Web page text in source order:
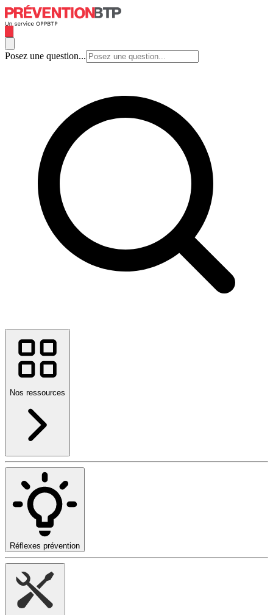
Posez une question...
Nos ressources
Réflexes prévention